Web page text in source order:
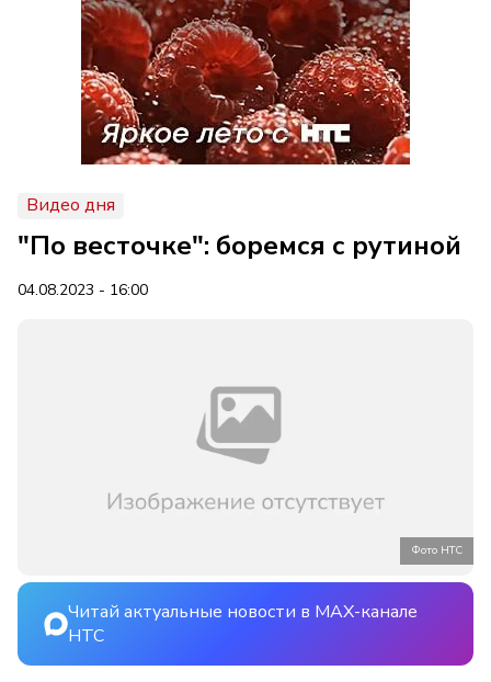
Видео дня
"По весточке": боремся с рутиной
04.08.2023 - 16:00
Фото НТС
Читай актуальные новости в MAX-канале
НТС